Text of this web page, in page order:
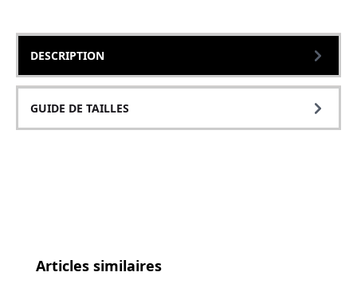
DESCRIPTION
GUIDE DE TAILLES
Ignorer la galerie de produits
Articles similaires